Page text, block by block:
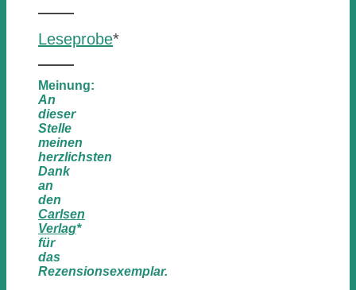
Leseprobe*
Meinung:
An
dieser
Stelle
meinen
herzlichsten
Dank
an
den
Carlsen
Verlag*
für
das
Rezensionsexemplar.